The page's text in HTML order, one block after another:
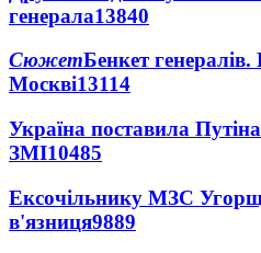
генерала13840
СюжетБенкет
Москві13114
Україна поставила
ЗМІ10485
Ексочільнику МЗС
в'язниця9889